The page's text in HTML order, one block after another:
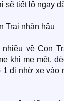
sẽ tiết lộ ngay
Trai nhân hậu
về Con
khi mẹ mệt,
1 đi nhờ xe vào